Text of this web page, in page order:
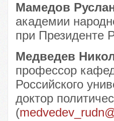
Мамедов
академии
при Президенте
Медведев
профессор
Российского
доктор
(